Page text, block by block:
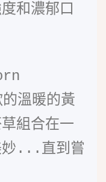
和濃郁口
溫暖的黃
組合在一
妙...直到嘗